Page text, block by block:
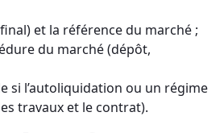
et la référence du marché ;
du marché (dépôt,
si l’autoliquidation ou un régime
travaux et le contrat).